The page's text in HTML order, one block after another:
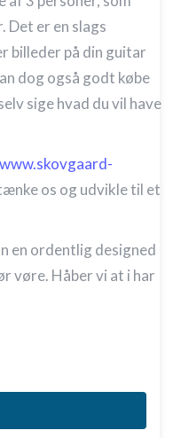
er en slags
billeder på din guitar
dog også godt købe
sige hvad du vil have
www.skovgaard-
os og udvikle til et
en ordentlig designed
vøre. Håber vi at i har